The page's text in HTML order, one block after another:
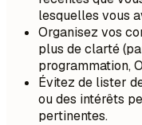
lesquelles vous
Organisez vos
plus de clarté
programmation,
Évitez de lister
ou des intérêts
pertinentes.